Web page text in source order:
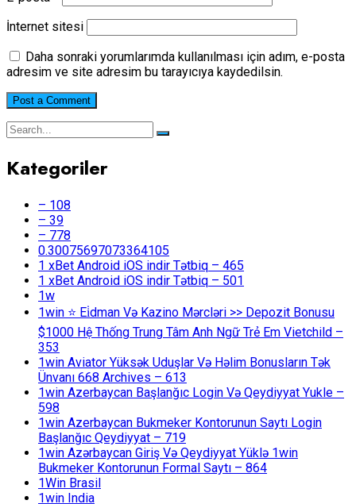
İnternet sitesi
Daha sonraki yorumlarımda kullanılması için adım, e-posta
adresim ve site adresim bu tarayıcıya kaydedilsin.
Kategoriler
– 108
– 39
– 778
0.30075697073364105
1 xBet Android iOS indir Tətbiq – 465
1 xBet Android iOS indir Tətbiq – 501
1w
1win ⭐ Ei̇dman Və Kazino Mərcləri >> Depozit Bonusu
$1000 Hệ Thống Trung Tâm Anh Ngữ Trẻ Em Vietchild –
353
1win Aviator Yüksək Uduşlar Və Həlim Bonusların Tək
Ünvanı 668 Archives – 613
1win Azerbaycan Başlanğıc Login Və Qeydiyyat Yukle –
598
1win Azerbaycan Bukmeker Kontorunun Saytı Login
Başlanğıc Qeydiyyat – 719
1win Azərbaycan Giriş Və Qeydiyyat Yüklə 1win
Bukmeker Kontorunun Formal Saytı – 864
1Win Brasil
1win India